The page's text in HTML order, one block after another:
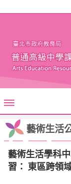
藝術生活
藝術生活學科
習： 東區跨領